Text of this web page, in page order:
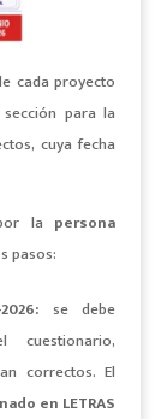
cada proyecto
para la
cuya fecha
la persona
pasos:
se debe
cuestionario,
correctos.El
en LETRAS